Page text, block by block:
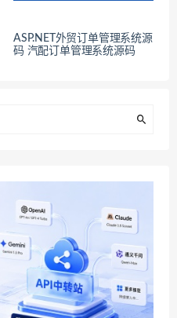
ASP.NET外贸订单管理系统源
码 汽配订单管理系统源码